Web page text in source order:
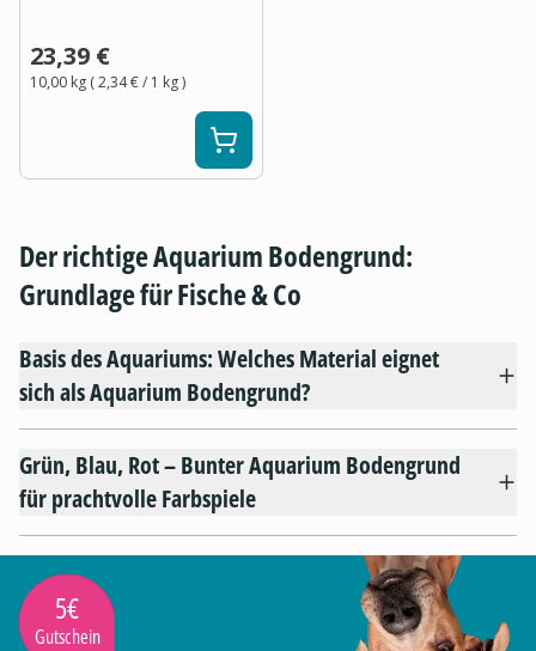
23,39 €
10,00 kg (2,34 €/ 1 kg)
Der richtige Aquarium Bodengrund:
Grundlage für Fische & Co
Basis des Aquariums: Welches Material eignet
sich als Aquarium Bodengrund?
Grün, Blau, Rot – Bunter Aquarium Bodengrund
für prachtvolle Farbspiele
5€
Gutschein